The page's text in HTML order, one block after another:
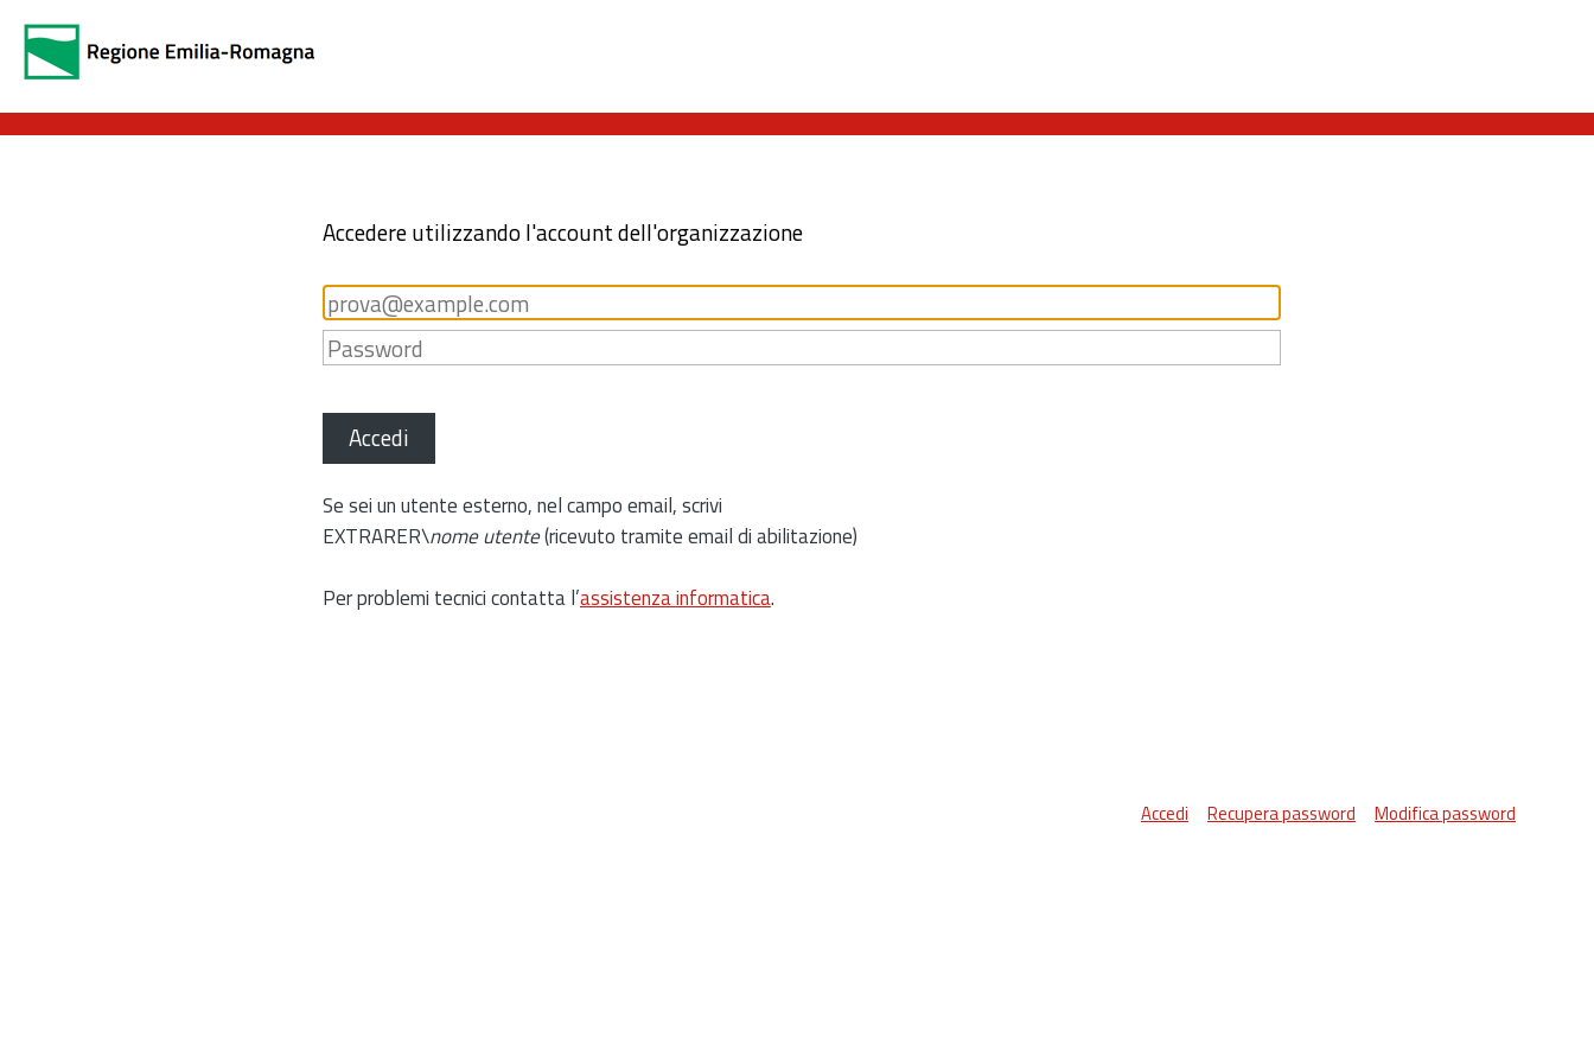
Accedere utilizzando l'account dell'organizzazione
Accedi
Se sei un utente esterno, nel campo email, scrivi
EXTRARER\nome utente(ricevuto tramite email di abilitazione)
Per problemi tecnici contatta l’assistenza informatica.
Accedi Recupera password Modifica password